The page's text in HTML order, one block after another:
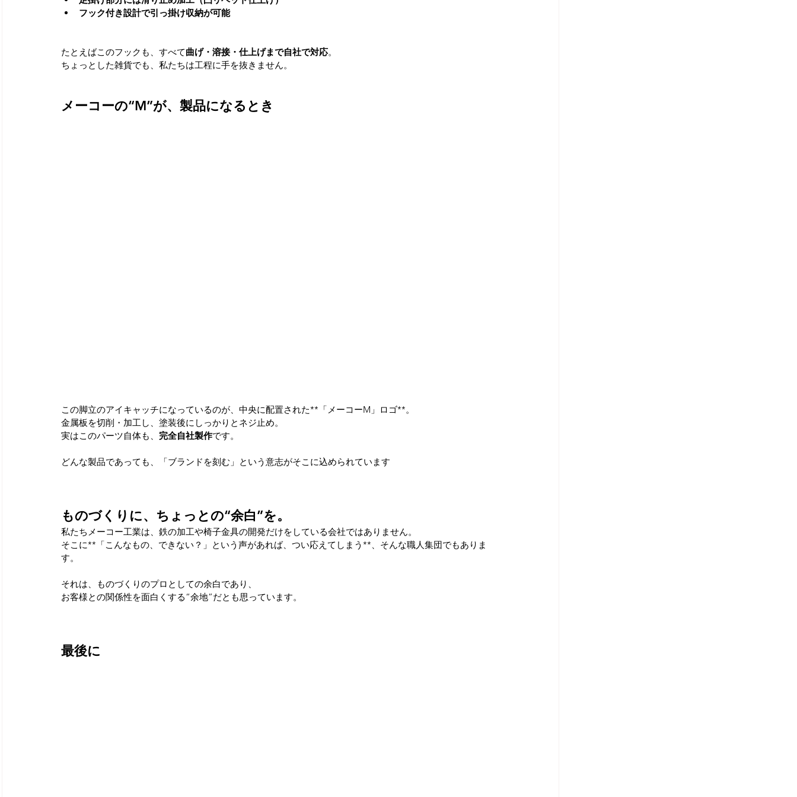
フック付き設計で引っ掛け収納が可能
たとえばこのフックも、すべて曲げ・溶接・仕上げまで自社で対応。
ちょっとした雑貨でも、私たちは工程に手を抜きません。
メーコーの“M”が、製品になるとき
この脚立のアイキャッチになっているのが、中央に配置された**「メーコーM」ロゴ**。
金属板を切削・加工し、塗装後にしっかりとネジ止め。
実はこのパーツ自体も、 完全自社製作です。
どんな製品であっても、「ブランドを刻む」という意志がそこに込められています
ものづくりに、ちょっとの“余白”を。
私たちメーコー工業は、鉄の加工や椅子金具の開発だけをしている会社ではありません。
そこに**「こんなもの、できない？」という声があれば、つい応えてしまう**、そんな職人集団でもありま
す。
それは、ものづくりのプロとしての余白であり、
お客様との関係性を面白くする“余地”だとも思っています。
最後に